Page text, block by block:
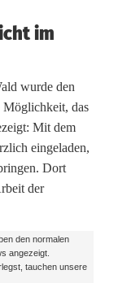
im
wurde den
das
Mit dem
eingeladen,
Dort
der
den normalen
angezeigt.
tauchen unsere